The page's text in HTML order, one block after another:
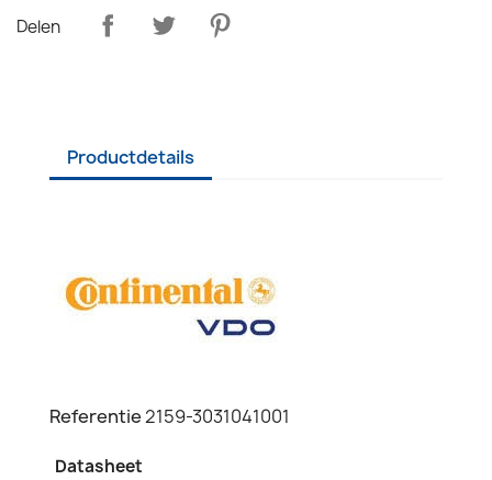
Delen
Productdetails
Referentie2159-3031041001
Datasheet